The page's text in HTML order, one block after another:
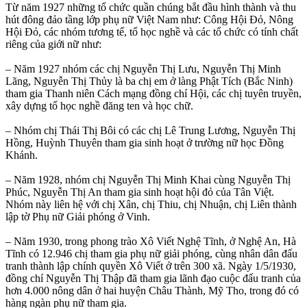
Từ năm 1927 những tổ chức quần chúng bắt đầu hình thành và thu
hút đông đảo tầng lớp phụ nữ Việt Nam như: Công Hội Đỏ, Nông
Hội Đỏ, các nhóm tương tế, tổ học nghề và các tổ chức có tính chất
riêng của giới nữ như:
– Năm 1927 nhóm các chị Nguyễn Thị Lưu, Nguyễn Thị Minh
Lãng, Nguyễn Thị Thủy là ba chị em ở làng Phật Tích (Bắc Ninh)
tham gia Thanh niên Cách mạng đồng chí Hội, các chị tuyên truyền,
xây dựng tổ học nghề đăng ten và học chữ.
– Nhóm chị Thái Thị Bôi có các chị Lê Trung Lương, Nguyễn Thị
Hồng, Huỳnh Thuyên tham gia sinh hoạt ở trường nữ học Đồng
Khánh.
– Năm 1928, nhóm chị Nguyễn Thị Minh Khai cùng Nguyễn Thị
Phúc, Nguyễn Thị An tham gia sinh hoạt hội đỏ của Tân Việt.
Nhóm này liên hệ với chị Xân, chị Thiu, chị Nhuận, chị Liên thành
lập tờ Phụ nữ Giải phóng ở Vinh.
– Năm 1930, trong phong trào Xô Viết Nghệ Tĩnh, ở Nghệ An, Hà
Tĩnh có 12.946 chị tham gia phụ nữ giải phóng, cùng nhân dân đấu
tranh thành lập chính quyền Xô Viết ở trên 300 xã. Ngày 1/5/1930,
đồng chí Nguyễn Thị Thập đã tham gia lãnh đạo cuộc đấu tranh của
hơn 4.000 nông dân ở hai huyện Châu Thành, Mỹ Tho, trong đó có
hàng ngàn phụ nữ tham gia.